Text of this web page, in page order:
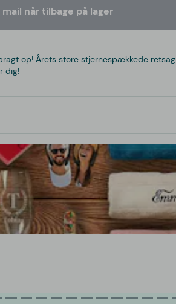
når tilbage på lager
op! Årets store stjernespækkede
dig!